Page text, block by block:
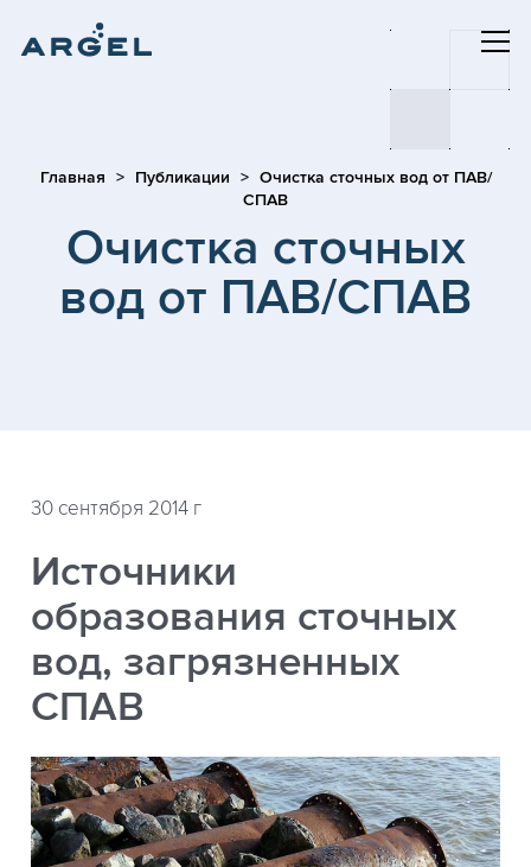
Главная Публикации
Очистка сточных вод от ПАВ/
СПАВ
Очистка сточных
вод от ПАВ/СПАВ
30 сентября 2014 г
Источники
образования сточных
вод, загрязненных
СПАВ